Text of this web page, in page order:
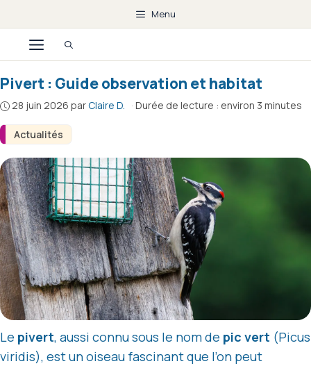
au
contenu
Menu
Menu
Actualités
Pivert : Guide observation et habitat
28 juin 2026 par Claire D. · Durée de lecture : environ 3 minutes
Le pivert, aussi connu sous le nom de pic vert (Picus
viridis), est un oiseau fascinant que l’on peut